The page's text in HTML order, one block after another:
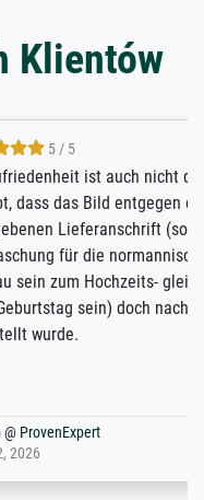
Klientów
dadurch
einer
(sollte eine
gleichzeitig
zu Hause